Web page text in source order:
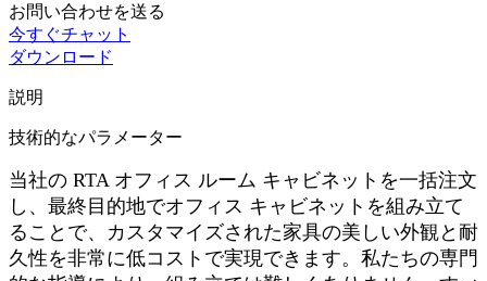
お問い合わせを送る
今すぐチャット
ダウンロード
説明
技術的なパラメーター
当社の RTA オフィス ルーム キャビネットを一括注文
し、最終目的地でオフィス キャビネットを組み立て
ることで、カスタマイズされた家具の美しい外観と耐
久性を非常に低コストで実現できます。私たちの専門